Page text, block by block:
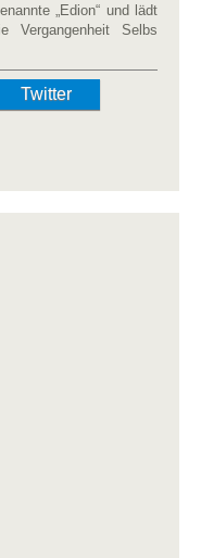
„Edion“ und lädt
Selbs
Twitter